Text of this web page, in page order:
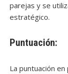
parejas y se
estratégico.
Puntuación:
La puntuación